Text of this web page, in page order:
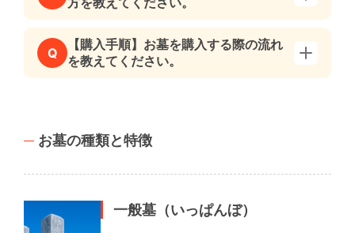
Q
【購入手順】お墓を購入する際の流れ
を教えてください。
お墓の種類と特徴
一般墓（いっぱんぼ）